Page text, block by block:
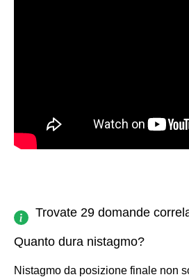
Trovate 29 domande
Quanto dura nistagmo?
Nistagmo da posizione finale non